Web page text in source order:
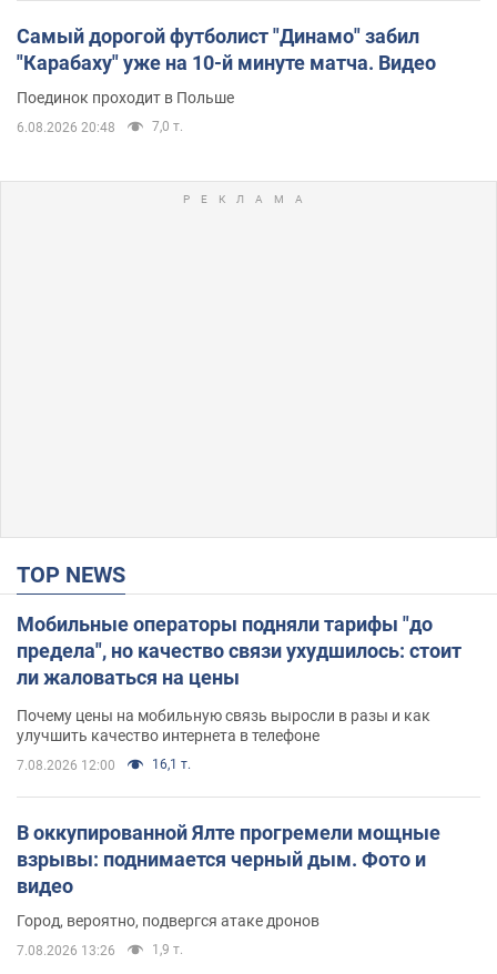
Самый дорогой футболист "Динамо" забил
"Карабаху" уже на 10-й минуте матча. Видео
Поединок проходит в Польше
6.08.2026 20:48 7,0 т.
TOP NEWS
Мобильные операторы подняли тарифы "до
предела", но качество связи ухудшилось: стоит
ли жаловаться на цены
Почему цены на мобильную связь выросли в разы и как
улучшить качество интернета в телефоне
7.08.2026 12:00 16,1 т.
В оккупированной Ялте прогремели мощные
взрывы: поднимается черный дым. Фото и
видео
Город, вероятно, подвергся атаке дронов
7.08.2026 13:26 1,9 т.